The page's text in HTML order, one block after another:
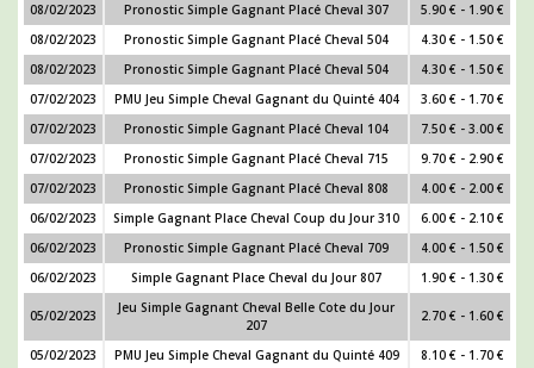
08/02/2023
Pronostic Simple Gagnant Placé Cheval 307
5.90 € - 1.90 €
08/02/2023
Pronostic Simple Gagnant Placé Cheval 504
4.30 € - 1.50 €
08/02/2023
Pronostic Simple Gagnant Placé Cheval 504
4.30 € - 1.50 €
07/02/2023
PMU Jeu Simple Cheval Gagnant du Quinté 404
3.60 € - 1.70 €
07/02/2023
Pronostic Simple Gagnant Placé Cheval 104
7.50 € - 3.00 €
07/02/2023
Pronostic Simple Gagnant Placé Cheval 715
9.70 € - 2.90 €
07/02/2023
Pronostic Simple Gagnant Placé Cheval 808
4.00 € - 2.00 €
06/02/2023
Simple Gagnant Place Cheval Coup du Jour 310
6.00 € - 2.10 €
06/02/2023
Pronostic Simple Gagnant Placé Cheval 709
4.00 € - 1.50 €
06/02/2023
Simple Gagnant Place Cheval du Jour 807 1.90 € - 1.30 €
05/02/2023
Jeu Simple Gagnant Cheval Belle Cote du Jour
207
2.70 € - 1.60 €
05/02/2023 PMU Jeu Simple Cheval Gagnant du Quinté 409
8.10 € - 1.70 €